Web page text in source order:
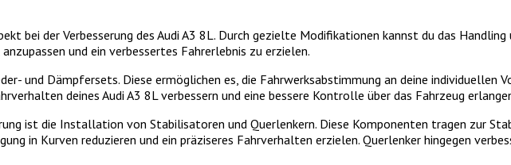
bei der Verbesserung des Audi A3 8L. Durch gezielte Modifikationen kannst du das
und ein verbessertes Fahrerlebnis zu erzielen.
und Dämpfersets. Diese ermöglichen es, die Fahrwerksabstimmung an deine individuellen
deines Audi A3 8L verbessern und eine bessere Kontrolle über das Fahrzeug
ist die Installation von Stabilisatoren und Querlenkern. Diese Komponenten tragen zur
in Kurven reduzieren und ein präziseres Fahrverhalten erzielen. Querlenker hingegen